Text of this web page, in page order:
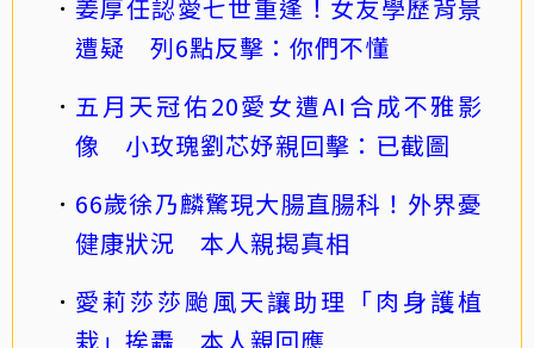
姜厚任認愛七世重逢！女友學歷背景
遭疑 列6點反擊：你們不懂
五月天冠佑20愛女遭AI合成不雅影
像 小玫瑰劉芯妤親回擊：已截圖
66歲徐乃麟驚現大腸直腸科！外界憂
健康狀況 本人親揭真相
愛莉莎莎颱風天讓助理「肉身護植
栽」挨轟 本人親回應